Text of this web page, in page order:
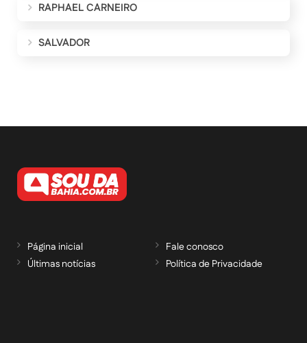
RAPHAEL CARNEIRO
SALVADOR
Página inicial
Últimas notícias
Fale conosco
Política de Privacidade